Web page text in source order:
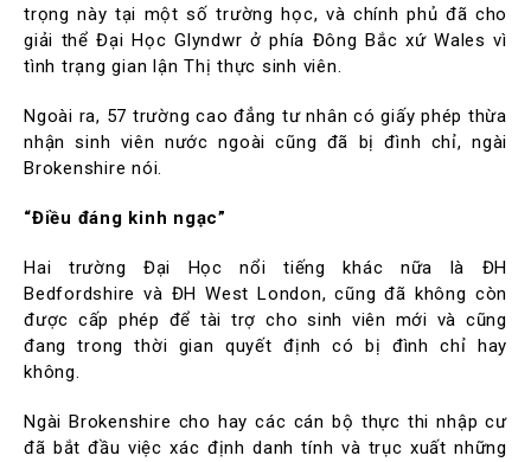
trọng này tại một số trường học, và chính phủ đã cho
giải thể Đại Học Glyndwr ở phía Đông Bắc xứ Wales vì
tình trạng gian lận Thị thực sinh viên.
Ngoài ra, 57 trường cao đẳng tư nhân có giấy phép thừa
nhận sinh viên nước ngoài cũng đã bị đình chỉ, ngài
Brokenshire nói.
“Điều đáng kinh ngạc”
Hai trường Đại Học nổi tiếng khác nữa là ĐH
Bedfordshire và ĐH West London, cũng đã không còn
được cấp phép để tài trợ cho sinh viên mới và cũng
đang trong thời gian quyết định có bị đình chỉ hay
không.
Ngài Brokenshire cho hay các cán bộ thực thi nhập cư
đã bắt đầu việc xác định danh tính và trục xuất những